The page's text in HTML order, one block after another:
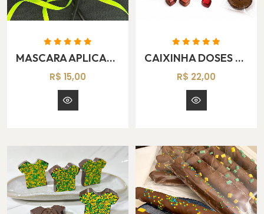
MASCARA APLICADA NO PIRULITO
R$ 15,00
CAIXINHA DOSES DE AMOR
R$ 22,00